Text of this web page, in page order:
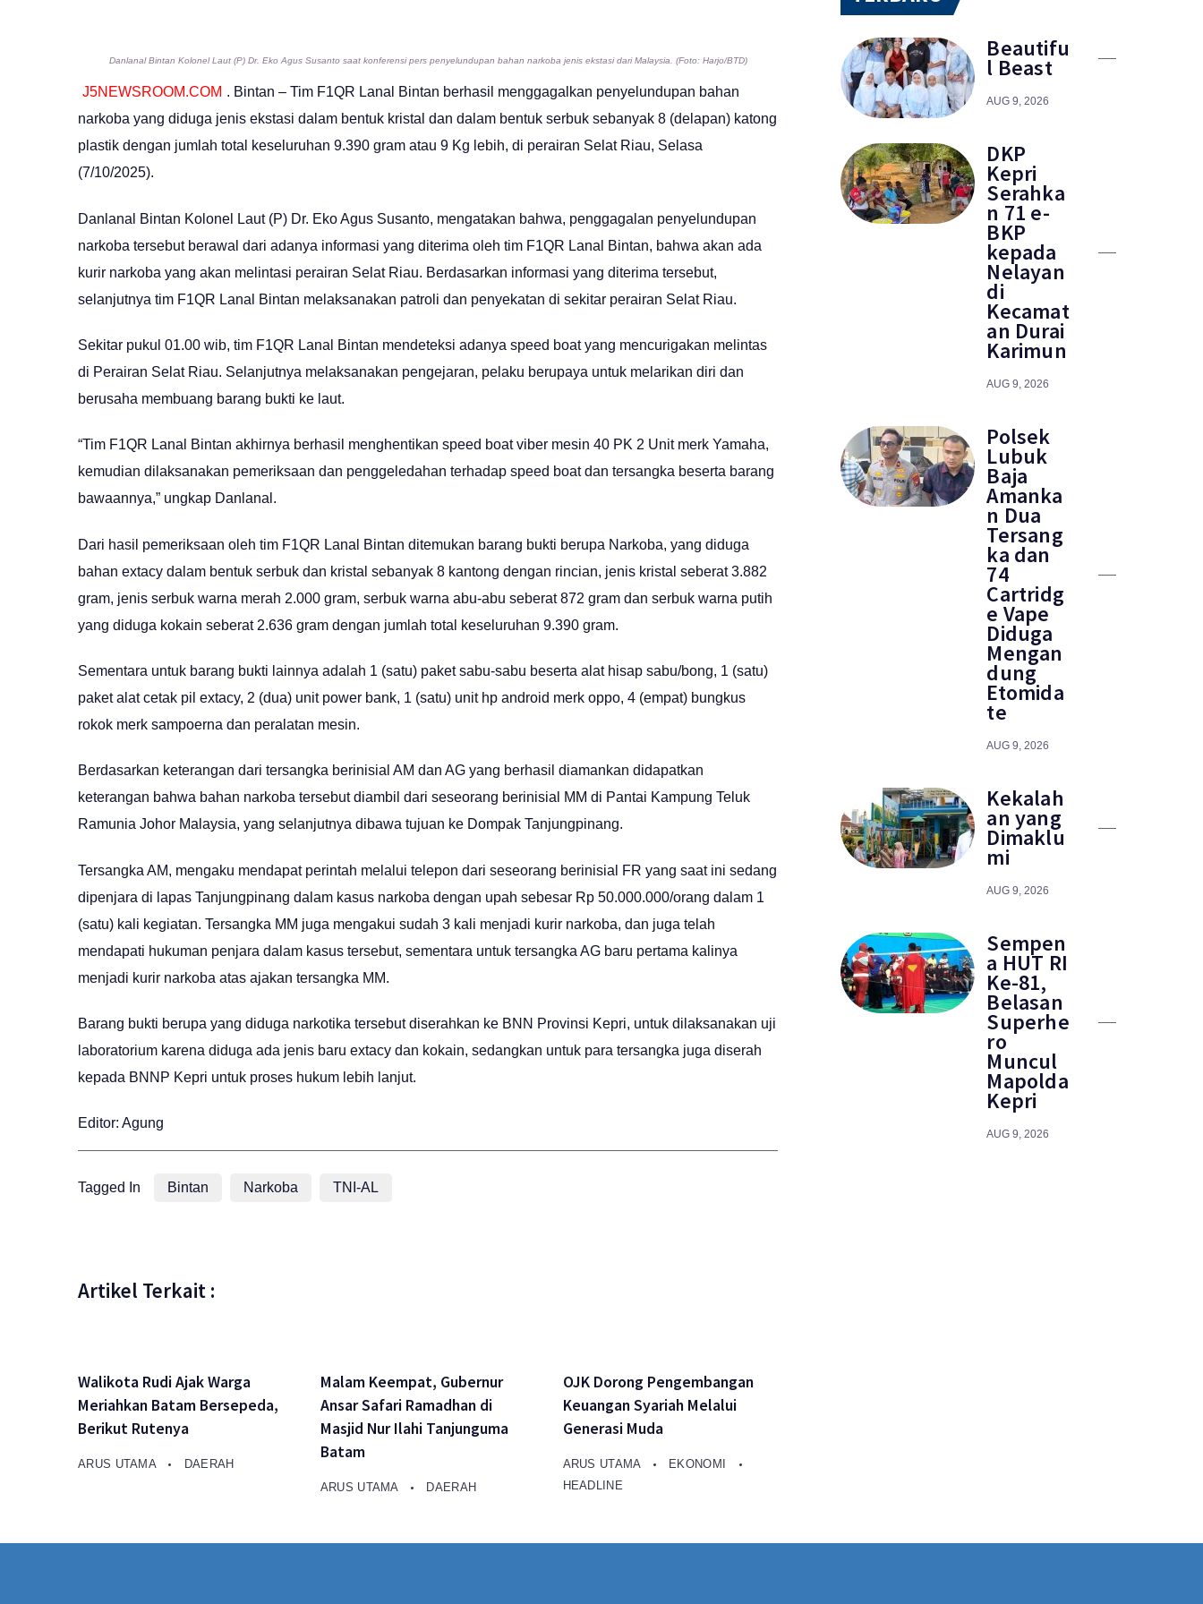
Danlanal Bintan Kolonel Laut (P) Dr. Eko Agus Susanto saat konferensi pers penyelundupan bahan narkoba jenis ekstasi dari Malaysia. (Foto: Harjo/BTD)
J5NEWSROOM.COM . Bintan – Tim F1QR Lanal Bintan berhasil menggagalkan penyelundupan bahan
narkoba yang diduga jenis ekstasi dalam bentuk kristal dan dalam bentuk serbuk sebanyak 8 (delapan) katong
plastik dengan jumlah total keseluruhan 9.390 gram atau 9 Kg lebih, di perairan Selat Riau, Selasa
(7/10/2025).
Danlanal Bintan Kolonel Laut (P) Dr. Eko Agus Susanto, mengatakan bahwa, penggagalan penyelundupan
narkoba tersebut berawal dari adanya informasi yang diterima oleh tim F1QR Lanal Bintan, bahwa akan ada
kurir narkoba yang akan melintasi perairan Selat Riau. Berdasarkan informasi yang diterima tersebut,
selanjutnya tim F1QR Lanal Bintan melaksanakan patroli dan penyekatan di sekitar perairan Selat Riau.
Sekitar pukul 01.00 wib, tim F1QR Lanal Bintan mendeteksi adanya speed boat yang mencurigakan melintas
di Perairan Selat Riau. Selanjutnya melaksanakan pengejaran, pelaku berupaya untuk melarikan diri dan
berusaha membuang barang bukti ke laut.
“Tim F1QR Lanal Bintan akhirnya berhasil menghentikan speed boat viber mesin 40 PK 2 Unit merk Yamaha,
kemudian dilaksanakan pemeriksaan dan penggeledahan terhadap speed boat dan tersangka beserta barang
bawaannya,” ungkap Danlanal.
Dari hasil pemeriksaan oleh tim F1QR Lanal Bintan ditemukan barang bukti berupa Narkoba, yang diduga
bahan extacy dalam bentuk serbuk dan kristal sebanyak 8 kantong dengan rincian, jenis kristal seberat 3.882
gram, jenis serbuk warna merah 2.000 gram, serbuk warna abu-abu seberat 872 gram dan serbuk warna putih
yang diduga kokain seberat 2.636 gram dengan jumlah total keseluruhan 9.390 gram.
Sementara untuk barang bukti lainnya adalah 1 (satu) paket sabu-sabu beserta alat hisap sabu/bong, 1 (satu)
paket alat cetak pil extacy, 2 (dua) unit power bank, 1 (satu) unit hp android merk oppo, 4 (empat) bungkus
rokok merk sampoerna dan peralatan mesin.
Berdasarkan keterangan dari tersangka berinisial AM dan AG yang berhasil diamankan didapatkan
keterangan bahwa bahan narkoba tersebut diambil dari seseorang berinisial MM di Pantai Kampung Teluk
Ramunia Johor Malaysia, yang selanjutnya dibawa tujuan ke Dompak Tanjungpinang.
Tersangka AM, mengaku mendapat perintah melalui telepon dari seseorang berinisial FR yang saat ini sedang
dipenjara di lapas Tanjungpinang dalam kasus narkoba dengan upah sebesar Rp 50.000.000/orang dalam 1
(satu) kali kegiatan. Tersangka MM juga mengakui sudah 3 kali menjadi kurir narkoba, dan juga telah
mendapati hukuman penjara dalam kasus tersebut, sementara untuk tersangka AG baru pertama kalinya
menjadi kurir narkoba atas ajakan tersangka MM.
Barang bukti berupa yang diduga narkotika tersebut diserahkan ke BNN Provinsi Kepri, untuk dilaksanakan uji
laboratorium karena diduga ada jenis baru extacy dan kokain, sedangkan untuk para tersangka juga diserah
kepada BNNP Kepri untuk proses hukum lebih lanjut.
Editor: Agung
Tagged In Bintan Narkoba TNI-AL
Artikel Terkait :
Walikota Rudi Ajak Warga
Meriahkan Batam Bersepeda,
Berikut Rutenya
ARUS UTAMA DAERAH
Malam Keempat, Gubernur
Ansar Safari Ramadhan di
Masjid Nur Ilahi Tanjunguma
Batam
ARUS UTAMA DAERAH
OJK Dorong Pengembangan
Keuangan Syariah Melalui
Generasi Muda
ARUS UTAMA
EKONOMI
HEADLINE
Beautifu
l Beast
AUG 9, 2026
DKP
Kepri
Serahka
n 71 e-
BKP
kepada
Nelayan
di
Kecamat
an Durai
Karimun
AUG 9, 2026
Polsek
Lubuk
Baja
Amanka
n Dua
Tersang
ka dan
74
Cartridg
e Vape
Diduga
Mengan
dung
Etomida
te
AUG 9, 2026
Kekalah
an yang
Dimaklu
mi
AUG 9, 2026
Sempen
a HUT RI
Ke-81,
Belasan
Superhe
ro
Muncul
Mapolda
Kepri
AUG 9, 2026